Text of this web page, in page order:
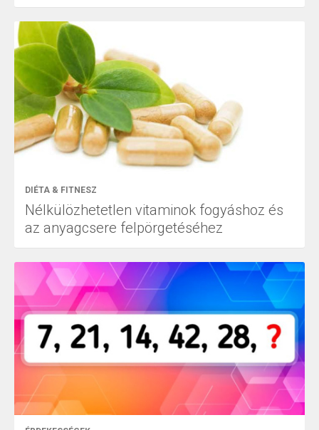
DIÉTA & FITNESZ
Nélkülözhetetlen vitaminok fogyáshoz és
az anyagcsere felpörgetéséhez